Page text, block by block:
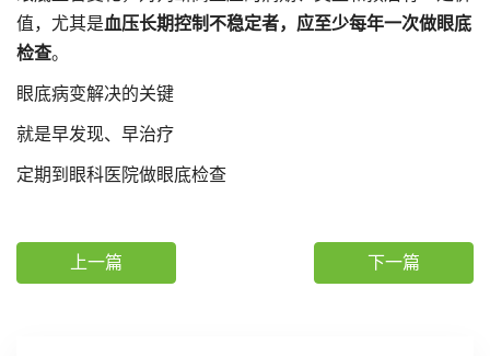
值，尤其是血压长期控制不稳定者，应至少每年一次做眼底
检查。
眼底病变解决的关键
就是早发现、早治疗
定期到眼科医院做眼底检查
上一篇 下一篇